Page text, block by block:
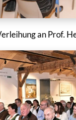
an Prof.